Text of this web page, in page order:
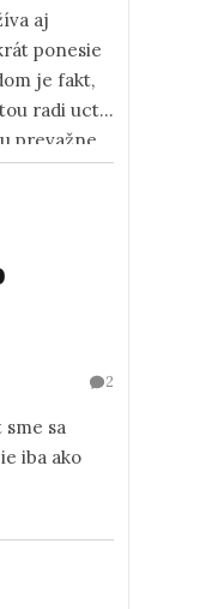
aj
ponesie
je fakt,
radi uctili
prevažne
je15
2
sa
iba ako